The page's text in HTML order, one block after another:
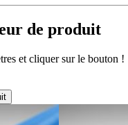
de produit
et cliquer sur le bouton !